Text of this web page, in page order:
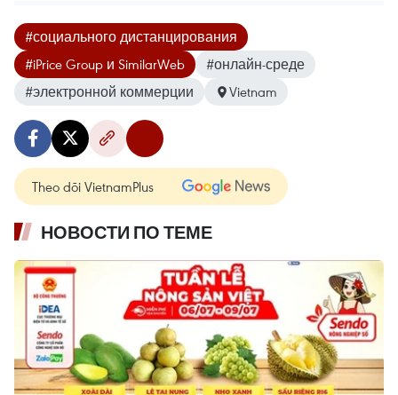
#социального дистанцирования
#iPrice Group и SimilarWeb
#онлайн-среде
#электронной коммерции
Vietnam
Theo dõi VietnamPlus
НОВОСТИ ПО ТЕМЕ